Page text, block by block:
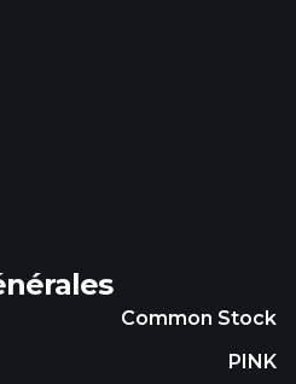
Common Stock
PINK